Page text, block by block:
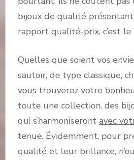
bijoux de qualité
rapport qualité-prix, c’est
Quelles que soient vos
sautoir, de type classique,
vous trouverez votre
toute une collection, des
qui s’harmoniserontavec
tenue. Évidemment, pour
qualité et leur brillance,